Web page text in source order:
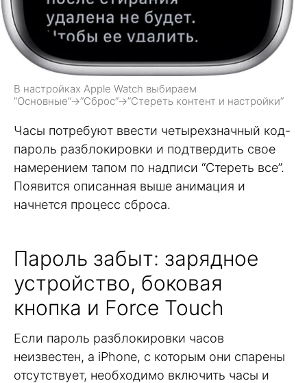
В настройках Apple Watch выбираем
”Основные”→”Сброс”→”Стереть контент и настройки”
Часы потребуют ввести четырехзначный код-
пароль разблокировки и подтвердить свое
намерением тапом по надписи “Стереть все”.
Появится описанная выше анимация и
начнется процесс сброса.
Пароль забыт: зарядное
устройство, боковая
кнопка и Force Touch
Если пароль разблокировки часов
неизвестен, а iPhone, с которым они спарены
отсутствует, необходимо включить часы и